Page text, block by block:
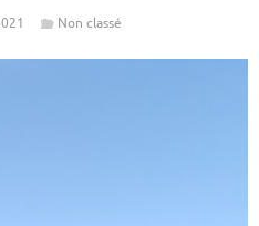
Non classé